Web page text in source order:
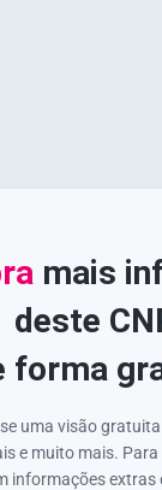
mais
deste
forma
uma visão
e muito mais.
informações